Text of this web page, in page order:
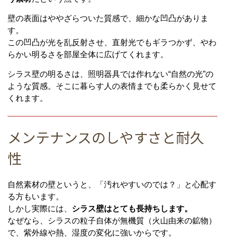
壁の表面はややざらついた質感で、細かな凹凸がありま
す。
この凹凸が光を乱反射させ、直射光でもギラつかず、やわ
らかい明るさを部屋全体に広げてくれます。
シラス壁の明るさは、照明器具では作れない“自然の光”の
ような質感。そこに暮らす人の表情までも柔らかく見せて
くれます。
メンテナンスのしやすさと耐久
性
自然素材の壁というと、「汚れやすいのでは？」と心配す
る方もいます。
しかし実際には、 シラス壁はとても長持ちします。
なぜなら、シラスの粒子自体が無機質（火山由来の鉱物）
で、紫外線や熱、湿度の変化に強いからです。